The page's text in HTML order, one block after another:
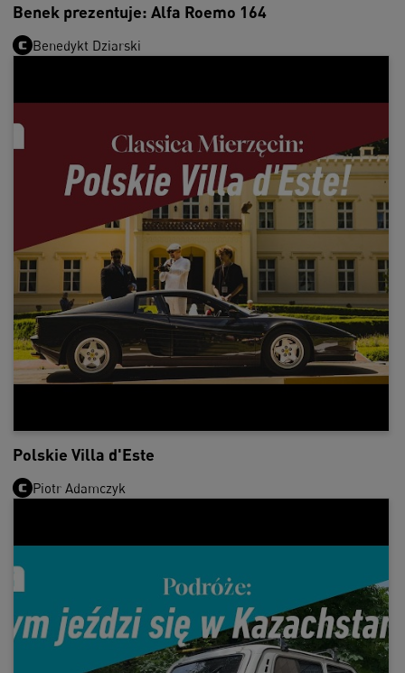
Benek prezentuje: Alfa Roemo 164
Benedykt Dziarski
Polskie Villa d'Este
Piotr Adamczyk